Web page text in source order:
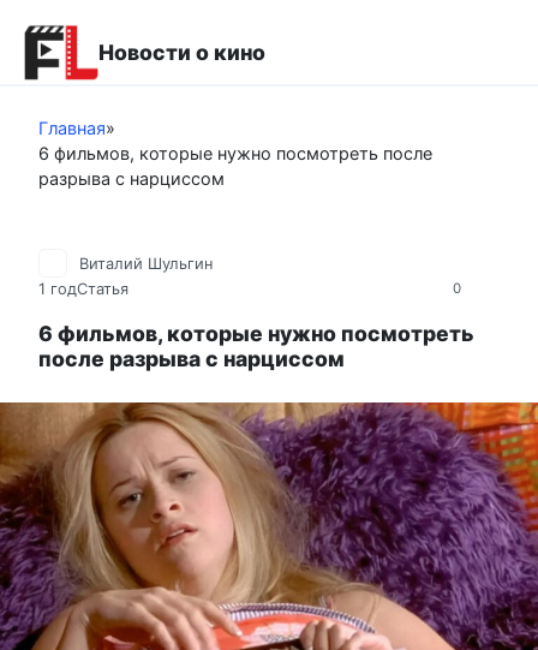
контенту
Новости о кино
Главная»
6 фильмов, которые нужно посмотреть после
разрыва с нарциссом
0
Виталий Шульгин
1 годСтатья
6 фильмов, которые нужно посмотреть
после разрыва с нарциссом